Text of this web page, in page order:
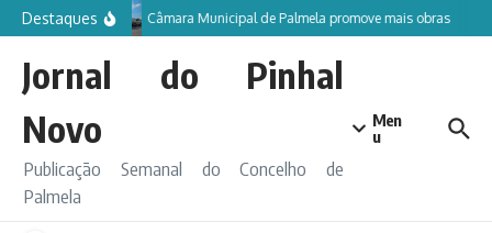
Ir para o conteúdo
Destaques Câmara Municipal de Palmela promove mais obras
Jornal do Pinhal
Novo
Publicação Semanal do Concelho de
Palmela
Men
u